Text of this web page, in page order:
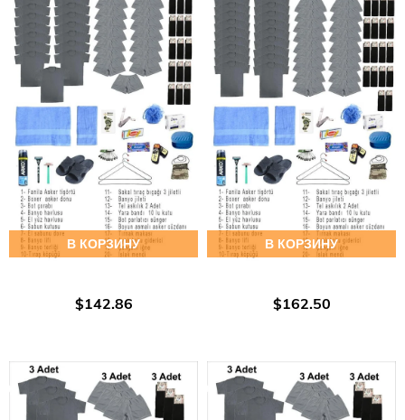
В КОРЗИНУ
$142.86
В КОРЗИНУ
$162.50